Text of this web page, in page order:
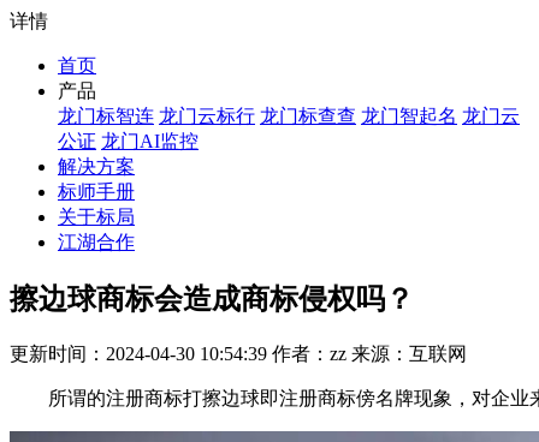
详情
首页
产品
龙门标智连 龙门云标行 龙门标查查 龙门智起名 龙门云
公证 龙门AI监控
解决方案
标师手册
关于标局
江湖合作
擦边球商标会造成商标侵权吗？
更新时间：2024-04-30 10:54:39 作者：zz 来源：互联网
所谓的注册商标打擦边球即注册商标傍名牌现象，对企业